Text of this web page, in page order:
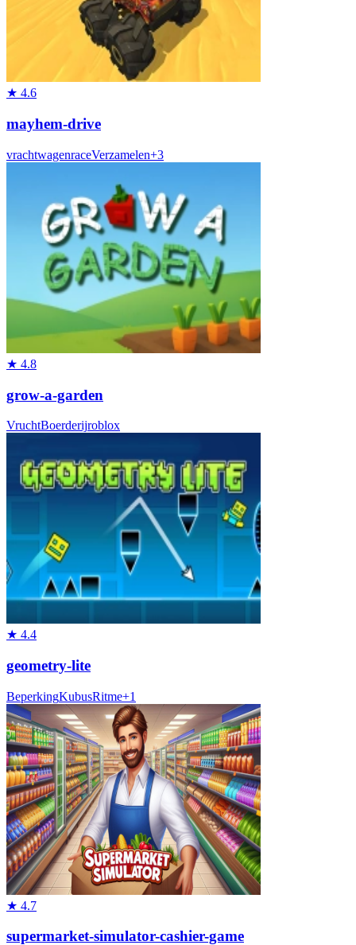
★ 4.6
mayhem-drive
vrachtwagenraceVerzamelen+3
★ 4.8
grow-a-garden
VruchtBoerderijroblox
★ 4.4
geometry-lite
BeperkingKubusRitme+1
★ 4.7
supermarket-simulator-cashier-game